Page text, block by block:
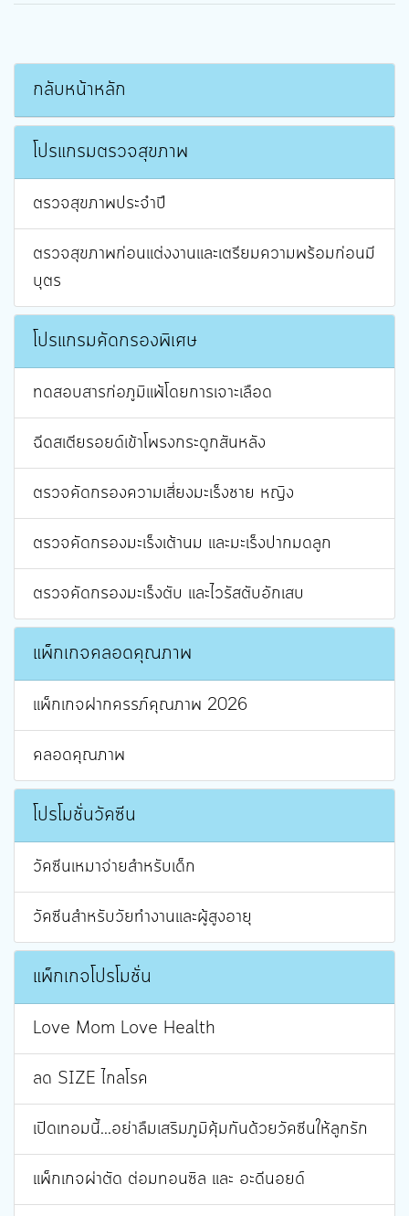
กลับหน้าหลัก
โปรแกรมตรวจสุขภาพ
ตรวจสุขภาพประจำปี
ตรวจสุขภาพก่อนแต่งงานและเตรียมความพร้อมก่อนมี
บุตร
โปรแกรมคัดกรองพิเศษ
ทดสอบสารก่อภูมิแพ้โดยการเจาะเลือด
ฉีดสเตียรอยด์เข้าโพรงกระดูกสันหลัง
ตรวจคัดกรองความเสี่ยงมะเร็งชาย หญิง
ตรวจคัดกรองมะเร็งเต้านม และมะเร็งปากมดลูก
ตรวจคัดกรองมะเร็งตับ และไวรัสตับอักเสบ
แพ็กเกจคลอดคุณภาพ
แพ็กเกจฝากครรภ์คุณภาพ 2026
คลอดคุณภาพ
โปรโมชั่นวัคซีน
วัคซีนเหมาจ่ายสำหรับเด็ก
วัคซีนสำหรับวัยทำงานและผู้สูงอายุ
แพ็กเกจโปรโมชั่น
Love Mom Love Health
ลด SIZE ไกลโรค
เปิดเทอมนี้...อย่าลืมเสริมภูมิคุ้มกันด้วยวัคซีนให้ลูกรัก
แพ็กเกจผ่าตัด ต่อมทอนซิล และ อะดีนอยด์